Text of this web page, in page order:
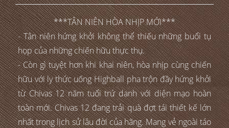
***TÂN NIÊN HÒA NHỊP MỚI***
- Tân niên hứng khởi không thể thiếu những buổi tụ
họp của những chiến hữu thực thụ.
- Còn gì tuyệt hơn khi khai niên, hòa nhịp cùng chiến
hữu với ly thức uống Highball pha trộn đầy hứng khởi
từ Chivas 12 năm tuổi trứ danh với diện mạo hoàn
toàn mới. Chivas 12 đang trải quà đợt tái thiết kế lớn
nhất trong lịch sử lâu đời của hãng. Mang vẻ ngoài táo